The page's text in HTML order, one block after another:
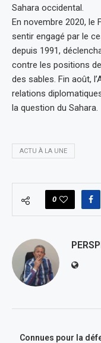
Sahara occidental.
En novembre 2020, le
sentir engagé par le
depuis 1991,
contre les positions
des sables. Fin août,
relations
la question du Sahara.
ACTU À LA UNE
0
Connues pour la